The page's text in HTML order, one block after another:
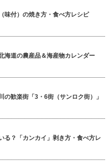
味付）の焼き方・食べ方レシピ
海道の農産品＆海産物カレンダー
の歓楽街「3・6街（サンロク街）」
る？「カンカイ」剥き方・食べ方レ